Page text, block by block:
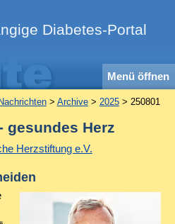
Diabetes-Portal
Menü öffnen
> Archive> 2025> 250801
gesundes Herz
Herzstiftung e.V.